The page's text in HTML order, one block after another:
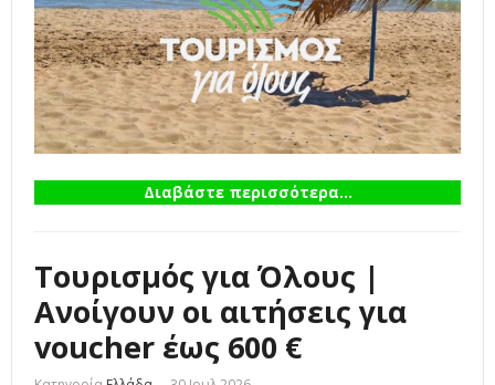
Διαβάστε περισσότερα...
Τουρισμός για Όλους |
Ανοίγουν οι αιτήσεις για
voucher έως 600 €